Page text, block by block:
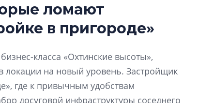
ломают
в пригороде»
класса «Охтинские высоты»,
на новый уровень. Застройщик
где к привычным удобствам
досуговой инфраструктуры соседнего
Девелопер
электромобиль
Карина